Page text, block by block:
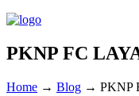
PKNP FC
Home → Blog → PKNP